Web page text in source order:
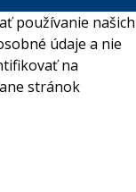
používanie našich
údaje a nie
na
stránok